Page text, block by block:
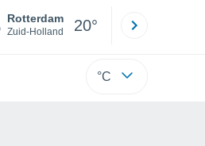
Rotterdam
Zuid-Holland 20°
°C